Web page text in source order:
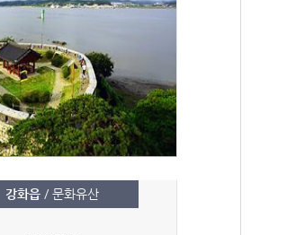
강화읍/ 문화유산